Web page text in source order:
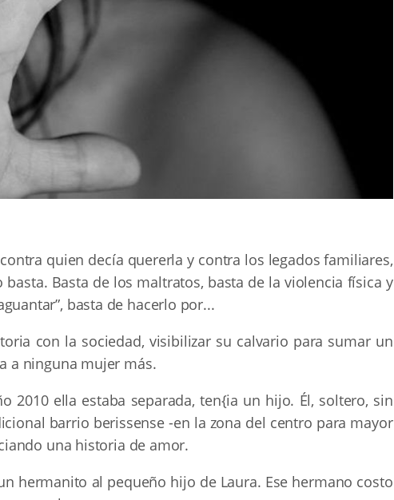
quien decía quererla y contra los legados familiares,
Basta de los maltratos, basta de la violencia física y
basta de hacerlo por...
con la sociedad, visibilizar su calvario para sumar un
a ninguna mujer más.
2010 ella estaba separada, ten{ia un hijo. Él, soltero, sin
barrio berissense -en la zona del centro para mayor
una historia de amor.
hermanito al pequeño hijo de Laura. Ese hermano costo